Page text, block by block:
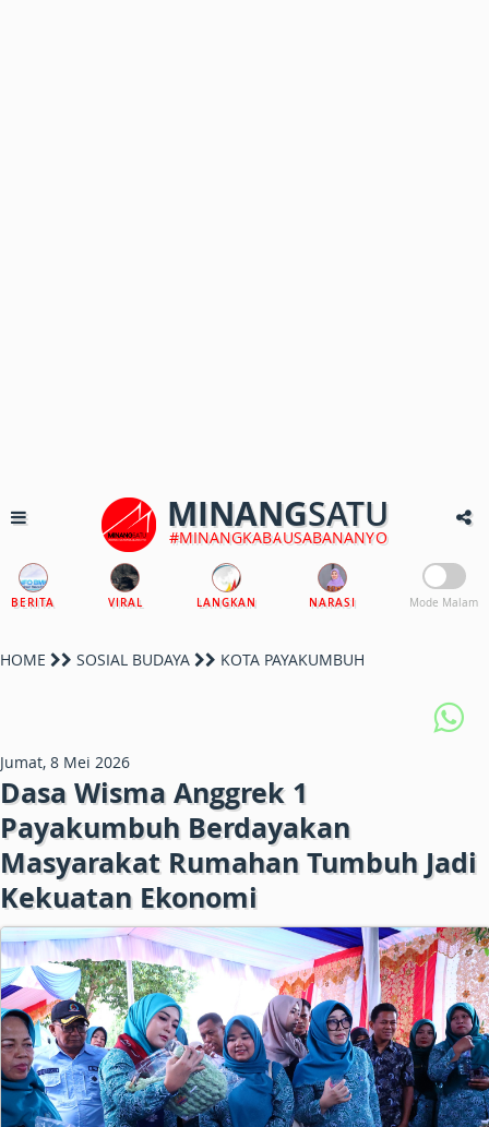
MINANGSATU
#MINANGKABAUSABANANYO
BERITA VIRAL LANGKAN NARASI Mode Malam
HOME SOSIAL BUDAYA KOTA PAYAKUMBUH
Jumat, 8 Mei 2026
Dasa Wisma Anggrek 1
Payakumbuh Berdayakan
Masyarakat Rumahan Tumbuh Jadi
Kekuatan Ekonomi